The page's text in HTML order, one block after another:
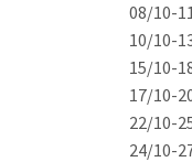
08/10-
10/10-
15/10-
17/10-
22/10-
24/10-